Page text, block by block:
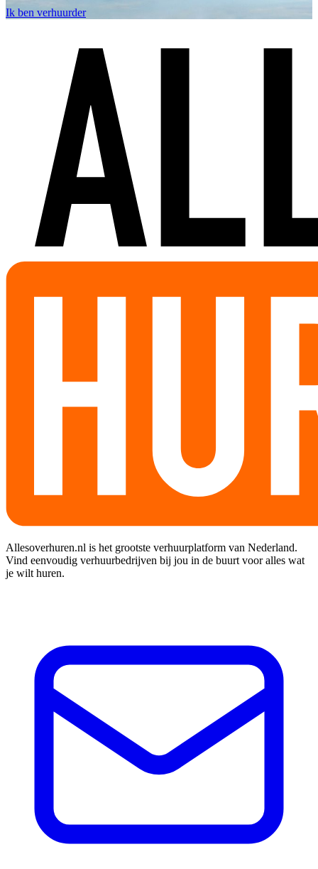
Ik ben verhuurder
Allesoverhuren.nl is het grootste verhuurplatform van Nederland.
Vind eenvoudig verhuurbedrijven bij jou in de buurt voor alles wat
je wilt huren.